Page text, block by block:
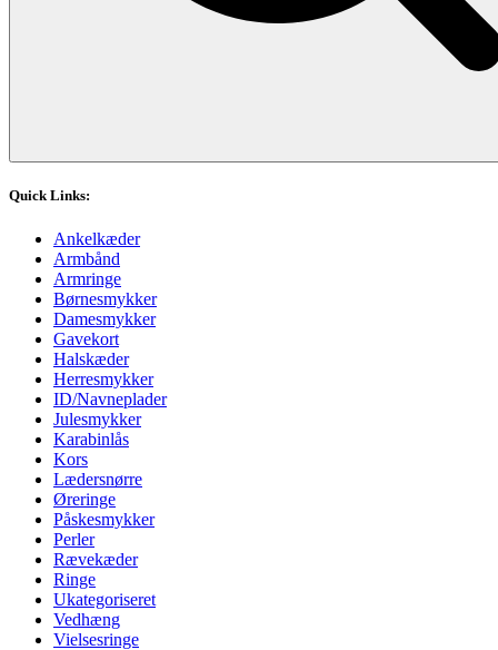
Quick Links:
Ankelkæder
Armbånd
Armringe
Børnesmykker
Damesmykker
Gavekort
Halskæder
Herresmykker
ID/Navneplader
Julesmykker
Karabinlås
Kors
Lædersnørre
Øreringe
Påskesmykker
Perler
Rævekæder
Ringe
Ukategoriseret
Vedhæng
Vielsesringe